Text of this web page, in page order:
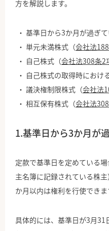
方を解説します。
基準日から3か月が過ぎ
単元未満株式（会社法
自己株式（会社法308条2
自己株式の取得時におけ
議決権制限株式（会社法
相互保有株式（会社法
1.基準日から3か月が
定款で基準日を定めている
主名簿に記録されている株
か月以内は権利を行使できま
具体的には、基準日が3月